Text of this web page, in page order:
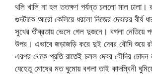
থলি খালি না হল ততক্ষণ পর্যন্ত চললো মাল ঢালা।
গুদটাকে আরো কেলিয়ে ধরলো নিজের দেবরের বীর্য
সুখের তীব্রতায় ভেসে গেল দুজনে। বগলা নেতিয়ে
উপর। এভাবে জড়াজড়ি করে দুই দেবর বৌদি শুয়ে
এরপর থেকে প্রতি রাতেই চলল দেবর বৌদির চোদন
যেহেতু মোষের মত ঘুমোয় বগলা তাই কাদম্বিনী